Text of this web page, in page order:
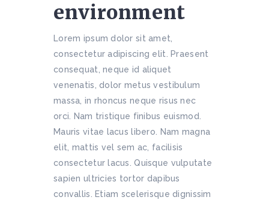
environment
Lorem ipsum dolor sit amet,
consectetur adipiscing elit. Praesent
consequat, neque id aliquet
venenatis, dolor metus vestibulum
massa, in rhoncus neque risus nec
orci. Nam tristique finibus euismod.
Mauris vitae lacus libero. Nam magna
elit, mattis vel sem ac, facilisis
consectetur lacus. Quisque vulputate
sapien ultricies tortor dapibus
convallis. Etiam scelerisque dignissim